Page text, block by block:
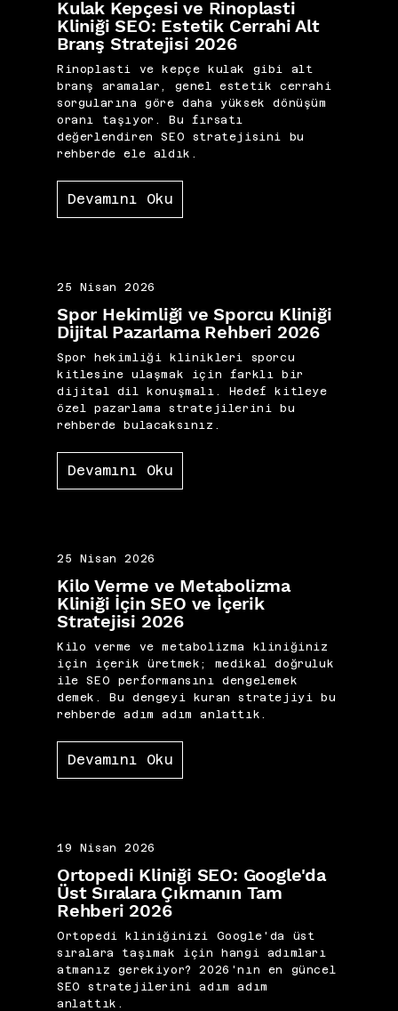
Kulak Kepçesi ve Rinoplasti
Kliniği SEO: Estetik Cerrahi Alt
Branş Stratejisi 2026
Rinoplasti ve kepçe kulak gibi alt
branş aramalar, genel estetik cerrahi
sorgularına göre daha yüksek dönüşüm
oranı taşıyor. Bu fırsatı
değerlendiren SEO stratejisini bu
rehberde ele aldık.
Devamını Oku
25 Nisan 2026
Spor Hekimliği ve Sporcu Kliniği
Dijital Pazarlama Rehberi 2026
Spor hekimliği klinikleri sporcu
kitlesine ulaşmak için farklı bir
dijital dil konuşmalı. Hedef kitleye
özel pazarlama stratejilerini bu
rehberde bulacaksınız.
Devamını Oku
25 Nisan 2026
Kilo Verme ve Metabolizma
Kliniği İçin SEO ve İçerik
Stratejisi 2026
Kilo verme ve metabolizma kliniğiniz
için içerik üretmek; medikal doğruluk
ile SEO performansını dengelemek
demek. Bu dengeyi kuran stratejiyi bu
rehberde adım adım anlattık.
Devamını Oku
19 Nisan 2026
Ortopedi Kliniği SEO: Google'da
Üst Sıralara Çıkmanın Tam
Rehberi 2026
Ortopedi kliniğinizi Google'da üst
sıralara taşımak için hangi adımları
atmanız gerekiyor? 2026'nın en güncel
SEO stratejilerini adım adım
anlattık.